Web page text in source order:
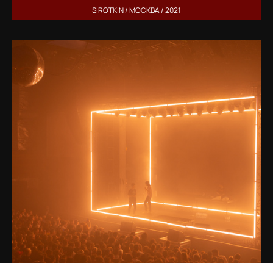
SIROTKIN / МОСКВА / 2021